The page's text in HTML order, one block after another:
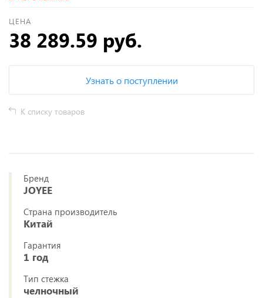
ЦЕНА
38 289.59 руб.
Узнать о поступлении
К списку товаров
Бренд
JOYEE
Страна производитель
Китай
Гарантия
1 год
Тип стежка
челночный